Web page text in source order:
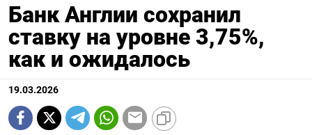
Банк Англии сохранил
ставку на уровне 3,75%,
как и ожидалось
19.03.2026